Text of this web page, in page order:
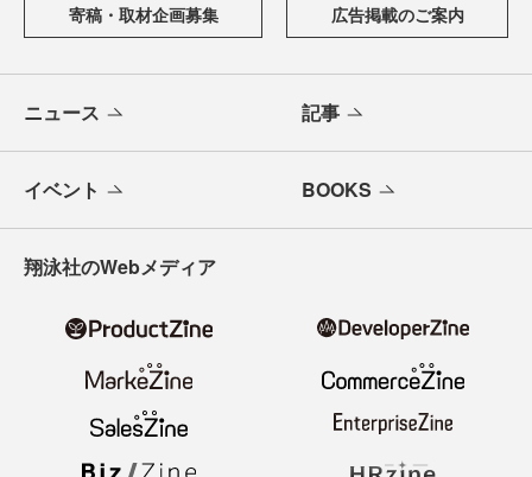
寄稿・取材企画募集 広告掲載のご案内
ニュース 記事
イベント BOOKS
翔泳社のWebメディア